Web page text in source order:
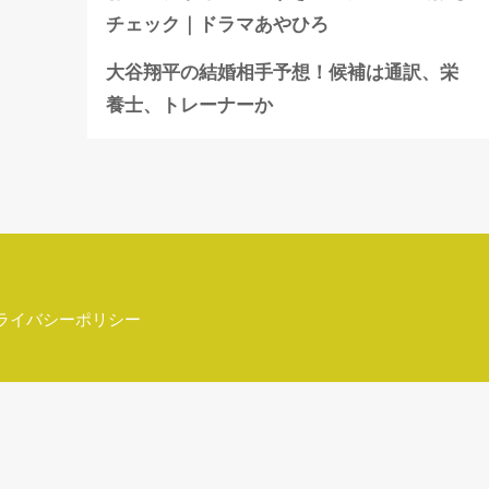
チェック｜ドラマあやひろ
大谷翔平の結婚相手予想！候補は通訳、栄
養士、トレーナーか
イバシーポリシー